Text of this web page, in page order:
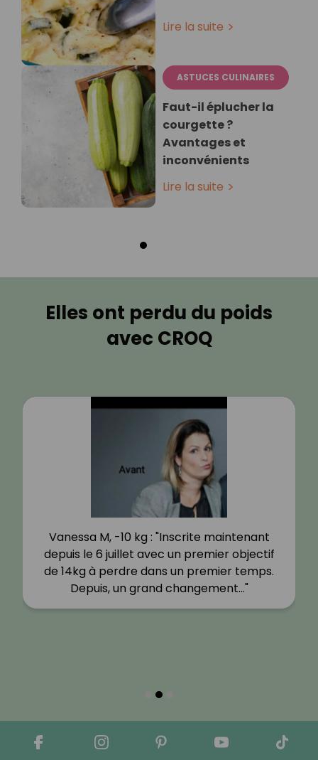
Lire la suite
ASTUCES CULINAIRES
Faut-il éplucher la
courgette ?
Avantages et
inconvénients
Lire la suite
Elles ont perdu du poids
avec CROQ
Vanessa M, -10 kg : "Inscrite maintenant
depuis le 6 juillet avec un premier objectif
de 14kg à perdre dans un premier temps.
Depuis, un grand changement…"